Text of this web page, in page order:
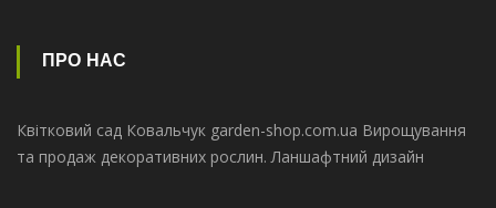
ПРО НАС
Квітковий сад Ковальчук garden-shop.com.ua Вирощування
та продаж декоративних рослин. Ланшафтний дизайн